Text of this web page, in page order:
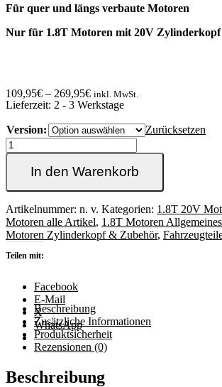
Für quer und längs verbaute Motoren
Nur für 1.8T Motoren mit 20V Zylinderkopf
109,95€ – 269,95€ inkl. MwSt.
Lieferzeit: 2 - 3 Werkstage
Version:
Zurücksetzen
1.8T
20V
Hydrostößel
für
Einlass
&
Auslass
Menge
In den Warenkorb
Artikelnummer: n. v. Kategorien: 1.8T 20V
Motoren alle Artikel, 1.8T Motoren
Motoren Zylinderkopf & Zubehör,
Teilen mit:
Facebook
E-Mail
X
WhatsApp
Beschreibung
Zusätzliche Informationen
Produktsicherheit
Rezensionen (0)
Beschreibung